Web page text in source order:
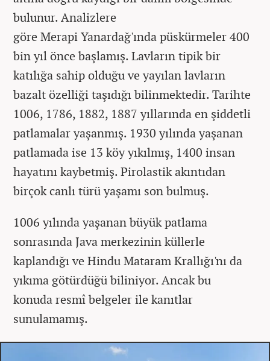
bulunur. Analizlere
göre Merapi Yanardağ'ında püskürmeler 400
bin yıl önce başlamış. Lavların tipik bir
katılığa sahip olduğu ve yayılan lavların
bazalt özelliği taşıdığı bilinmektedir. Tarihte
1006, 1786, 1882, 1887 yıllarında en şiddetli
patlamalar yaşanmış. 1930 yılında yaşanan
patlamada ise 13 köy yıkılmış, 1400 insan
hayatını kaybetmiş. Pirolastik akıntıdan
birçok canlı türü yaşamı son bulmuş.
1006 yılında yaşanan büyük patlama
sonrasında Java merkezinin küllerle
kaplandığı ve Hindu Mataram Krallığı'nı da
yıkıma götürdüğü biliniyor. Ancak bu
konuda resmî belgeler ile kanıtlar
sunulamamış.